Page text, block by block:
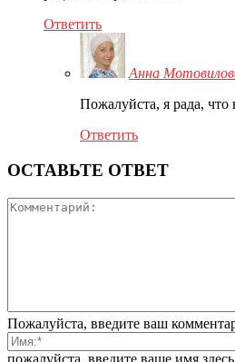
Ответить
Анна
Пожалуйста, я рада, что
Ответить
ОСТАВЬТЕ ОТВЕТ
Пожалуйста, введите ваш
пожалуйста, введите ваше имя здесь